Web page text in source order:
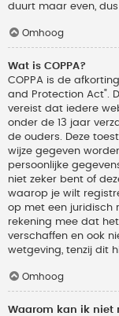
duurt maar even,
Omhoog
Wat is COPPA?
COPPA is de
and Protection Act".
vereist dat iedere
onder de 13 jaar
de ouders. Deze
wijze gegeven
persoonlijke
niet zeker bent of
waarop je wilt
op met een juridisch
rekening mee dat
verschaffen en ook
wetgeving, tenzij dit
Omhoog
Waarom kan ik niet